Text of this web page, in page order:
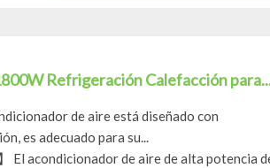
Refrigeración Calefacción
de aire está diseñado con
es adecuado para su...
El acondicionador de aire de alta potencia